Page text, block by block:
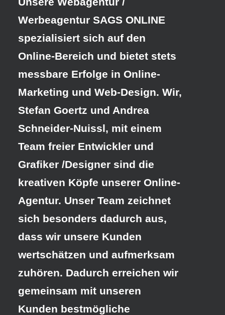
Werbeagentur SAGS ONLINE
spezialisiert sich auf den
Online-Bereich und bietet stets
messbare Erfolge in Online-
Marketing und Web-Design. Wir,
Stefan Goertz und Andrea
Schneider-Nuissl, mit einem
Team freier Entwickler und
Grafiker /Designer sind die
kreativen Köpfe unserer Online-
Agentur. Unser Team zeichnet
sich besonders dadurch aus,
dass wir unsere Kunden
wertschätzen und aufmerksam
zuhören. Dadurch erreichen wir
gemeinsam mit unseren
Kunden bestmögliche